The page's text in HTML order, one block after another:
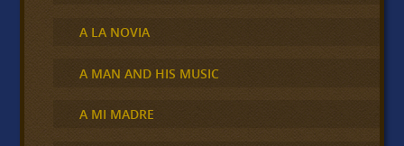
A LA NOVIA
A MAN AND HIS MUSIC
A MI MADRE